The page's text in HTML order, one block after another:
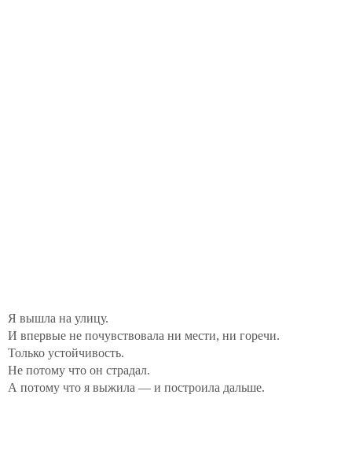
Я вышла на улицу.
И впервые не почувствовала ни мести, ни горечи.
Только устойчивость.
Не потому что он страдал.
А потому что я выжила — и построила дальше.